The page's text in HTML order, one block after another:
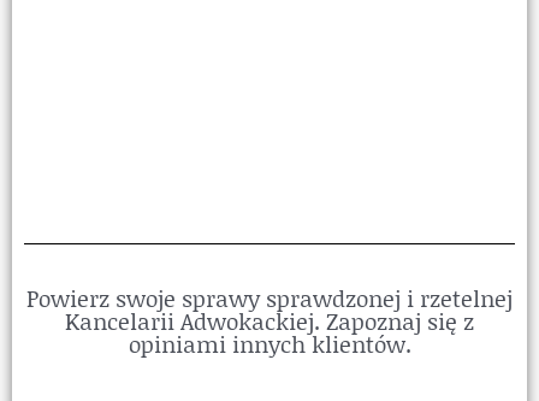
Powierz swoje sprawy sprawdzonej i rzetelnej
Kancelarii Adwokackiej. Zapoznaj się z
opiniami innych klientów.